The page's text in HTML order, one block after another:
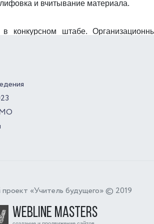
и вчитывание материала.
в конкурсном штабе.
К.Д. Ушинского и Дня
своим наставникам.
делайте фото, пишите посты в
наставнику?". Используйте в посте
«Учитель будущего» © 2019
Webline Masters